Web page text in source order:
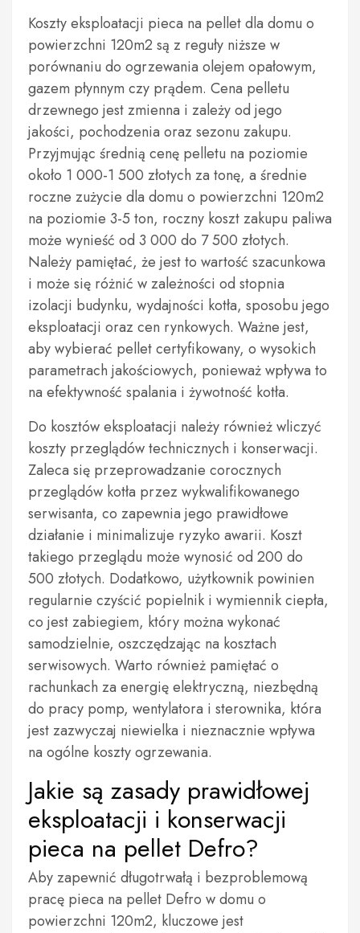
Koszty eksploatacji pieca na pellet dla domu o
powierzchni 120m2 są z reguły niższe w
porównaniu do ogrzewania olejem opałowym,
gazem płynnym czy prądem. Cena pelletu
drzewnego jest zmienna i zależy od jego
jakości, pochodzenia oraz sezonu zakupu.
Przyjmując średnią cenę pelletu na poziomie
około 1 000-1 500 złotych za tonę, a średnie
roczne zużycie dla domu o powierzchni 120m2
na poziomie 3-5 ton, roczny koszt zakupu paliwa
może wynieść od 3 000 do 7 500 złotych.
Należy pamiętać, że jest to wartość szacunkowa
i może się różnić w zależności od stopnia
izolacji budynku, wydajności kotła, sposobu jego
eksploatacji oraz cen rynkowych. Ważne jest,
aby wybierać pellet certyfikowany, o wysokich
parametrach jakościowych, ponieważ wpływa to
na efektywność spalania i żywotność kotła.
Do kosztów eksploatacji należy również wliczyć
koszty przeglądów technicznych i konserwacji.
Zaleca się przeprowadzanie corocznych
przeglądów kotła przez wykwalifikowanego
serwisanta, co zapewnia jego prawidłowe
działanie i minimalizuje ryzyko awarii. Koszt
takiego przeglądu może wynosić od 200 do
500 złotych. Dodatkowo, użytkownik powinien
regularnie czyścić popielnik i wymiennik ciepła,
co jest zabiegiem, który można wykonać
samodzielnie, oszczędzając na kosztach
serwisowych. Warto również pamiętać o
rachunkach za energię elektryczną, niezbędną
do pracy pomp, wentylatora i sterownika, która
jest zazwyczaj niewielka i nieznacznie wpływa
na ogólne koszty ogrzewania.
Jakie są zasady prawidłowej
eksploatacji i konserwacji
pieca na pellet Defro?
Aby zapewnić długotrwałą i bezproblemową
pracę pieca na pellet Defro w domu o
powierzchni 120m2, kluczowe jest